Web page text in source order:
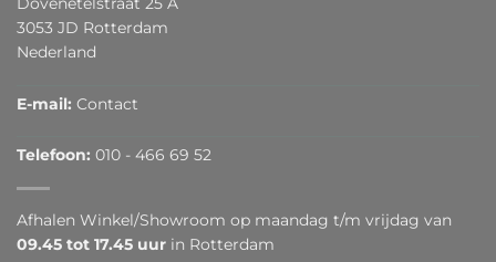
3053 JD Rotterdam
Nederland
E-mail: Contact
Telefoon: 010 - 466 69 52
Afhalen Winkel/Showroom op maandag t/m vrijdag van
09.45 tot 17.45 uur in Rotterdam